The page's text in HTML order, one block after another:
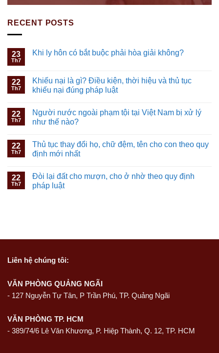
RECENT POSTS
23
Th7
Khi ly hôn có bắt buộc phải hòa giải không?
22
Th7
Khiếu nại là gì? Điều kiện, thời hiệu và thủ tục
khiếu nại đúng pháp luật
22
Th7
Người nước ngoài phạm tội tại Việt Nam bị xử lý
như thế nào?
22
Th7
Thủ tục thay đổi họ, chữ đệm, tên cho con theo quy
định mới nhất
22
Th7
Đòi lại đất cho mượn, cho ở nhờ theo quy định
pháp luật
Liên hệ chúng tôi:
VĂN PHÒNG QUẢNG NGÃI
- 127 Nguyễn Tự Tân, P Trần Phú, TP. Quảng Ngãi
VĂN PHÒNG TP. HCM
- 389/74/6 Lê Văn Khương, P. Hiệp Thành, Q. 12, TP. HCM